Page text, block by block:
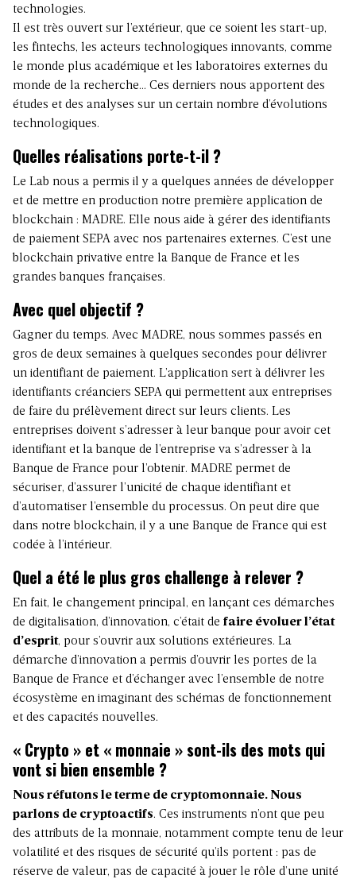
technologies.
Il est très ouvert sur l’extérieur, que ce soient les start-up,
les fintechs, les acteurs technologiques innovants, comme
le monde plus académique et les laboratoires externes du
monde de la recherche… Ces derniers nous apportent des
études et des analyses sur un certain nombre d’évolutions
technologiques.
Quelles réalisations porte-t-il ?
Le Lab nous a permis il y a quelques années de développer
et de mettre en production notre première application de
blockchain : MADRE. Elle nous aide à gérer des identifiants
de paiement SEPA avec nos partenaires externes. C’est une
blockchain privative entre la Banque de France et les
grandes banques françaises.
Avec quel objectif ?
Gagner du temps. Avec MADRE, nous sommes passés en
gros de deux semaines à quelques secondes pour délivrer
un identifiant de paiement. L’application sert à délivrer les
identifiants créanciers SEPA qui permettent aux entreprises
de faire du prélèvement direct sur leurs clients. Les
entreprises doivent s’adresser à leur banque pour avoir cet
identifiant et la banque de l’entreprise va s’adresser à la
Banque de France pour l’obtenir. MADRE permet de
sécuriser, d’assurer l’unicité de chaque identifiant et
d’automatiser l’ensemble du processus. On peut dire que
dans notre blockchain, il y a une Banque de France qui est
codée à l’intérieur.
Quel a été le plus gros challenge à relever ?
En fait, le changement principal, en lançant ces démarches
de digitalisation, d’innovation, c’était de faire évoluer l’état
d’esprit, pour s’ouvrir aux solutions extérieures. La
démarche d’innovation a permis d’ouvrir les portes de la
Banque de France et d’échanger avec l’ensemble de notre
écosystème en imaginant des schémas de fonctionnement
et des capacités nouvelles.
« Crypto » et « monnaie » sont-ils des mots qui
vont si bien ensemble ?
Nous réfutons le terme de cryptomonnaie. Nous
parlons de cryptoactifs. Ces instruments n’ont que peu
des attributs de la monnaie, notamment compte tenu de leur
volatilité et des risques de sécurité qu’ils portent : pas de
réserve de valeur, pas de capacité à jouer le rôle d’une unité